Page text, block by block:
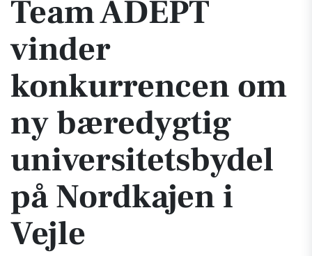
Team ADEPT
vinder
konkurrencen om
ny bæredygtig
universitetsbydel
på Nordkajen i
Vejle